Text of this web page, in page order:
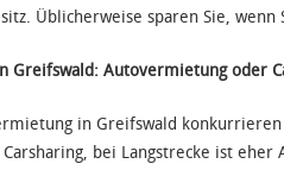
Üblicherweise sparen Sie,
Greifswald: Autovermietung oder
in Greifswald
Carsharing, bei Langstrecke ist